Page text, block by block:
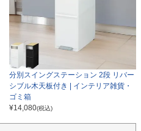
分別スイングステーション 2段 リバー
シブル木天板付き | インテリア雑貨・
ゴミ箱
¥14,080(税込)